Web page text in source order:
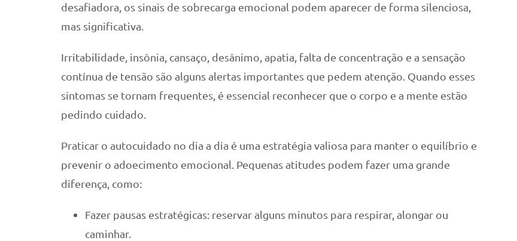
desafiadora, os sinais de sobrecarga emocional podem aparecer de forma silenciosa,
mas significativa.
Irritabilidade, insônia, cansaço, desânimo, apatia, falta de concentração e a sensação
contínua de tensão são alguns alertas importantes que pedem atenção. Quando esses
sintomas se tornam frequentes, é essencial reconhecer que o corpo e a mente estão
pedindo cuidado.
Praticar o autocuidado no dia a dia é uma estratégia valiosa para manter o equilíbrio e
prevenir o adoecimento emocional. Pequenas atitudes podem fazer uma grande
diferença, como:
Fazer pausas estratégicas: reservar alguns minutos para respirar, alongar ou
caminhar.